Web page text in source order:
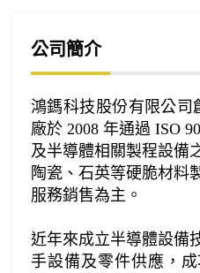
公司簡介
鴻鎷科技股份有限公司
廠於 2008 年通過 ISO
及半導體相關製程設備
陶瓷、石英等硬脆材料
服務銷售為主。
近年來成立半導體設備
手設備及零件供應，